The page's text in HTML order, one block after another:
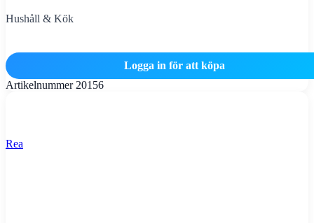
Hushåll & Kök
Logga in för att köpa
Artikelnummer 20156
Rea